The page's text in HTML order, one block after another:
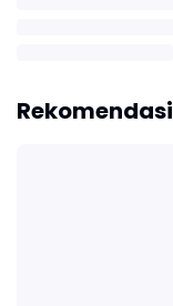
Rekomendasi